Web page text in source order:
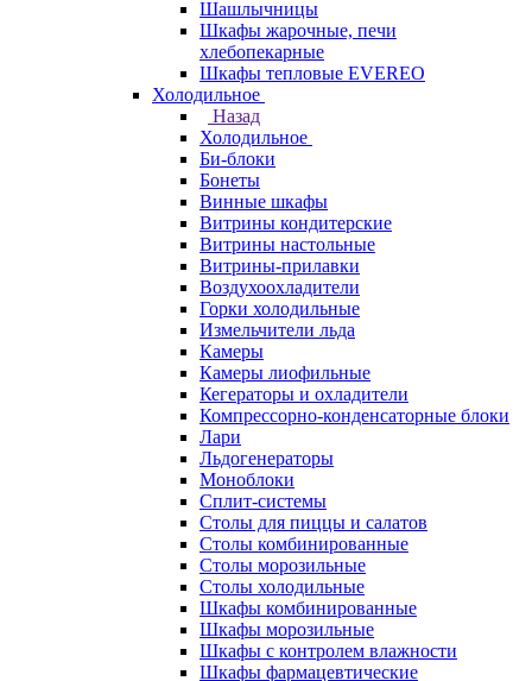
Шашлычницы
Шкафы жарочные, печи
хлебопекарные
Шкафы тепловые EVEREO
Холодильное
Назад
Холодильное
Би-блоки
Бонеты
Винные шкафы
Витрины кондитерские
Витрины настольные
Витрины-прилавки
Воздухоохладители
Горки холодильные
Измельчители льда
Камеры
Камеры лиофильные
Кегераторы и охладители
Компрессорно-конденсаторные блоки
Лари
Льдогенераторы
Моноблоки
Сплит-системы
Столы для пиццы и салатов
Столы комбинированные
Столы морозильные
Столы холодильные
Шкафы комбинированные
Шкафы морозильные
Шкафы с контролем влажности
Шкафы фармацевтические